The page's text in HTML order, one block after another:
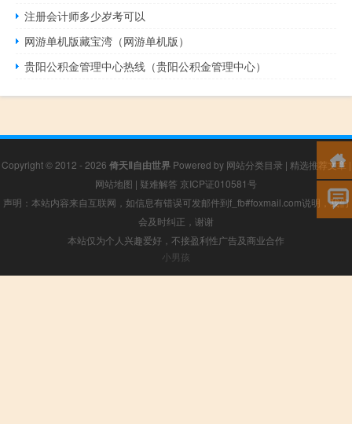
注册会计师多少岁考可以
网游单机版藏宝湾（网游单机版）
贵阳公积金管理中心热线（贵阳公积金管理中心）
Copyright © 2012 - 2026 倚天Ⅱ自由世界Powered by 网站分类目录 | 精选推荐文章 |
网站地图 | 疑难解答 京ICP证010581号
声明：本站内容来自互联网，如信息有错误可发邮件到f_fb#foxmail.com说明，我们
会及时纠正，谢谢
本站仅为个人兴趣爱好，不接盈利性广告及商业合作
小男孩